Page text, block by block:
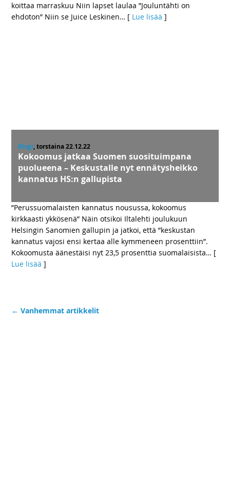
koittaa marraskuu Niin lapset laulaa ”Jouluntähti on
ehdoton” Niin se Juice Leskinen… [ Lue lisää ]
Blogi, torstaina 22.12.22
Kokoomus jatkaa Suomen suosituimpana
puolueena – Keskustalle nyt ennätysheikko
kannatus HS:n gallupista
”Perussuomalaisten kannatus nousussa, kokoomus
kirkkaasti ykkösenä” Näin otsikoi Iltalehti joulukuun
Helsingin Sanomien gallupin ja jatkoi, että ”keskustan
kannatus vajosi ensi kertaa alle kymmeneen prosenttiin”.
Kokoomusta äänestäisi nyt 23,5 prosenttia suomalaisista… [
Lue lisää ]
← Vanhemmat artikkelit